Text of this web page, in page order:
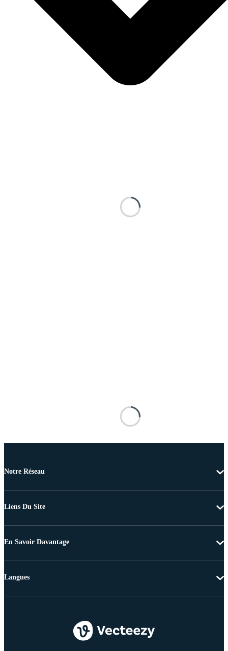
Notre Réseau
Liens Du Site
En Savoir Davantage
Langues